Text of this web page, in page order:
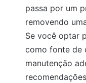
passa por um
removendo
Se você optar
como fonte de
manutenção